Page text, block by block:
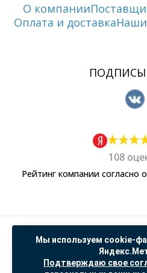
О компании
Оплата и доставка
108
Рейтинг компании согласно
Политика обработки
Согласие на обработку
"© ООО “САНТЕХГИД”, 2026. Все права
Мы используем cookie-
Подтверждаю свое